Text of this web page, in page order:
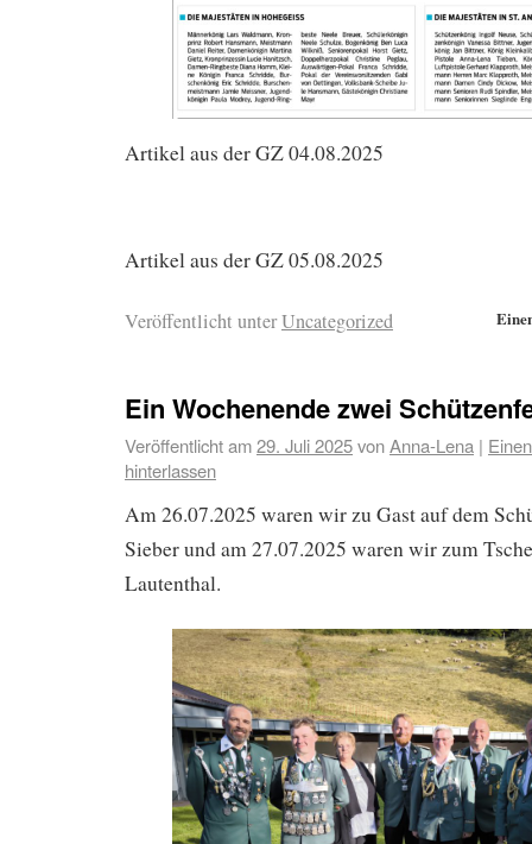
Artikel aus der GZ 04.08.2025
Artikel aus der GZ 05.08.2025
Veröffentlicht unterUncategorized
Ein Wochenende zwei
Veröffentlicht am29. Juli 2025vonAnna-Lena |
hinterlassen
Am 26.07.2025 waren wir zu Gast auf dem
Sieber und am 27.07.2025 waren wir zum
Lautenthal.